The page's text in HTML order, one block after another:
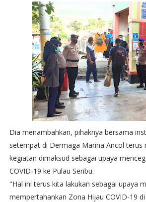
Dia menambahkan, pihaknya bersama
setempat di Dermaga Marina Ancol terus
kegiatan dimaksud sebagai upaya
COVID-19 ke Pulau Seribu.
"Hal ini terus kita lakukan sebagai upaya
mempertahankan Zona Hijau COVID-19